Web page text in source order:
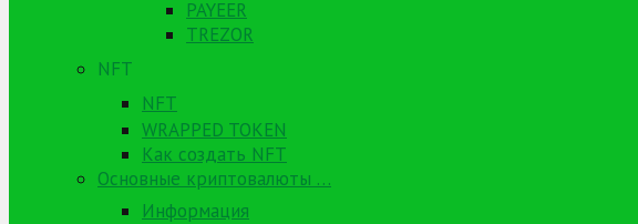
PAYEER
TREZOR
NFT
NFT
WRAPPED TOKEN
Как создать NFT
Основные криптовалюты …
Информация